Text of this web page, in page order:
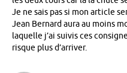
Je ne sais pas si mon article
Jean Bernard aura au moins
laquelle j’ai suivis ces
risque plus d’arriver.